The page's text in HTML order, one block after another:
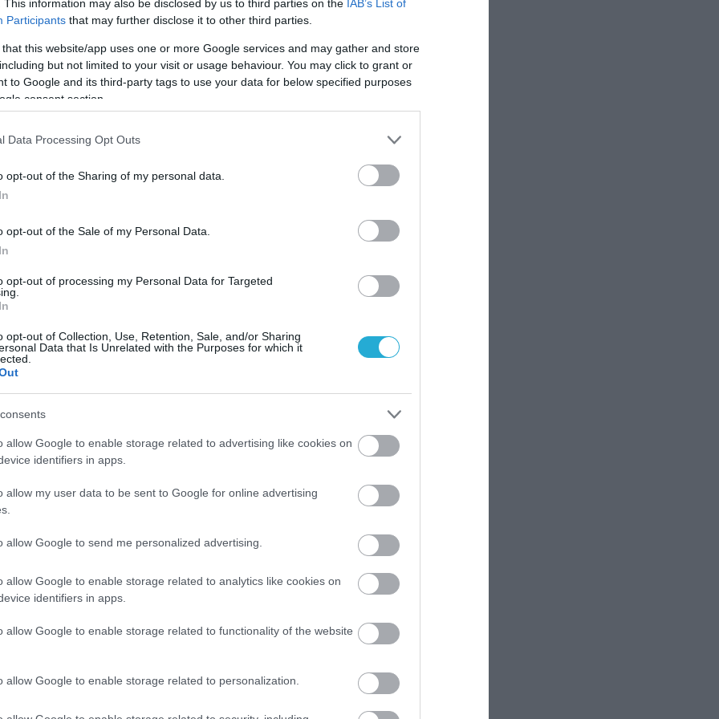
This information may also be disclosed by us to third parties on the IAB’s List of
Participants that may further disclose it to other third parties.
that this website/app uses one or more Google services and may gather and store
but not limited to your visit or usage behaviour. You may click to grant or
to Google and its third-party tags to use your data for below specified purposes
consent section.
Data Processing Opt Outs
opt-out of the Sharing of my personal data.
opt-out of the Sale of my Personal Data.
opt-out of processing my Personal Data for Targeted
opt-out of Collection, Use, Retention, Sale, and/or Sharing
Data that Is Unrelated with the Purposes for which it
allow Google to enable storage related to advertising like cookies on
identifiers in apps.
allow my user data to be sent to Google for online advertising
allow Google to send me personalized advertising.
allow Google to enable storage related to analytics like cookies on
identifiers in apps.
allow Google to enable storage related to functionality of the website
allow Google to enable storage related to personalization.
χωρίς πλαστικό μιας χρήσης. Με τη χρήση
και με πρακτικές που μειώνουν το
Bar Showαποδεικνύει πως η
στο περιβάλλον μπορούν να
και ποιότητα συμβάλλουν ουσιαστικά οι
τα
γυάλινα ποτήρια υψηλής
της έκθεσης, η
περιβάλλον
τεχνολογίες χαμηλής κατανάλωσης πόρων,
ηIce
ποιότητας
με τηΒίκος, Επίσημο Χορηγό
εύκολη πρόσβαση σε φυσικό μεταλλικό νερό,
και ποιοτικής φιλοξενίας. Όλοι μαζί,
δημιουργικότητα, τη βιωσιμότητα και την ουσία
bar events,guest
όλη την πόλη
εορταστικά
Show x METAXAστο Κέντρο Αθηνών, μια
προσφέροντας ελεύθερη είσοδο και ένα
να εγκαινιάσει την επετειακή εβδομάδα
καλωσόρισμα με έντονοlocalστοιχείο στην